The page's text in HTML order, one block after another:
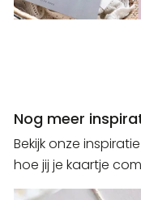
Nog meer
Bekijk onze
hoe jij je kaartje